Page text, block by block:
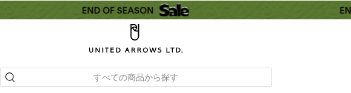
すべての商品から探す